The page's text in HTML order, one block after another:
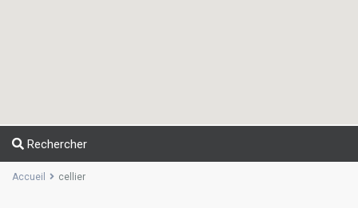
Rechercher
Accueil cellier